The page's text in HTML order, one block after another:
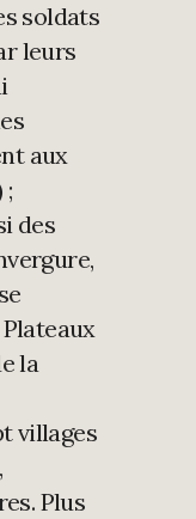
soldats
leurs
aux
;
des
la
villages
Plus